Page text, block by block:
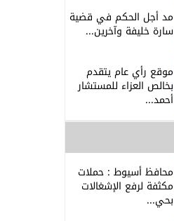
مد أجل الحكم في قضية
سارة خليفة وآخرين...
موقع رأي عام يتقدم
بخالص العزاء للمستشار
أحمد...
محافظ أسيوط : حملات
مكثفة لرفع الإشغالات
بحي...